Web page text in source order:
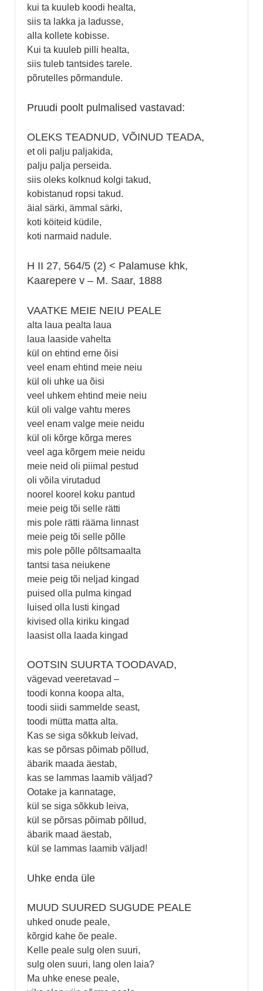
kui ta kuuleb koodi healta,
siis ta lakka ja ladusse,
alla kollete kobisse.
Kui ta kuuleb pilli healta,
siis tuleb tantsides tarele.
põrutelles põrmandule.
Pruudi poolt pulmalised vastavad:
OLEKS TEADNUD, VÕINUD TEADA,
et oli palju paljakida,
palju palja perseida.
siis oleks kolknud kolgi takud,
kobistanud ropsi takud.
äial särki, ämmal särki,
koti köiteid küdile,
koti narmaid nadule.
H II 27, 564/5 (2) < Palamuse khk,
Kaarepere v – M. Saar, 1888
VAATKE MEIE NEIU PEALE
alta laua pealta laua
laua laaside vahelta
kül on ehtind erne õisi
veel enam ehtind meie neiu
kül oli uhke ua õisi
veel uhkem ehtind meie neiu
kül oli valge vahtu meres
veel enam valge meie neidu
kül oli kõrge kõrga meres
veel aga kõrgem meie neidu
meie neid oli piimal pestud
oli võila virutadud
noorel koorel koku pantud
meie peig tõi selle rätti
mis pole rätti rääma linnast
meie peig tõi selle põlle
mis pole põlle põltsamaalta
tantsi tasa neiukene
meie peig tõi neljad kingad
puised olla pulma kingad
luised olla lusti kingad
kivised olla kiriku kingad
laasist olla laada kingad
OOTSIN SUURTA TOODAVAD,
vägevad veeretavad –
toodi konna koopa alta,
toodi siidi sammelde seast,
toodi mütta matta alta.
Kas se siga sõkkub leivad,
kas se põrsas põimab põllud,
äbarik maada äestab,
kas se lammas laamib väljad?
Ootake ja kannatage,
kül se siga sõkkub leiva,
kül se põrsas põimab põllud,
äbarik maad äestab,
kül se lammas laamib väljad!
Uhke enda üle
MUUD SUURED SUGUDE PEALE
uhked onude peale,
kõrgid kahe õe peale.
Kelle peale sulg olen suuri,
sulg olen suuri, lang olen laia?
Ma uhke enese peale,